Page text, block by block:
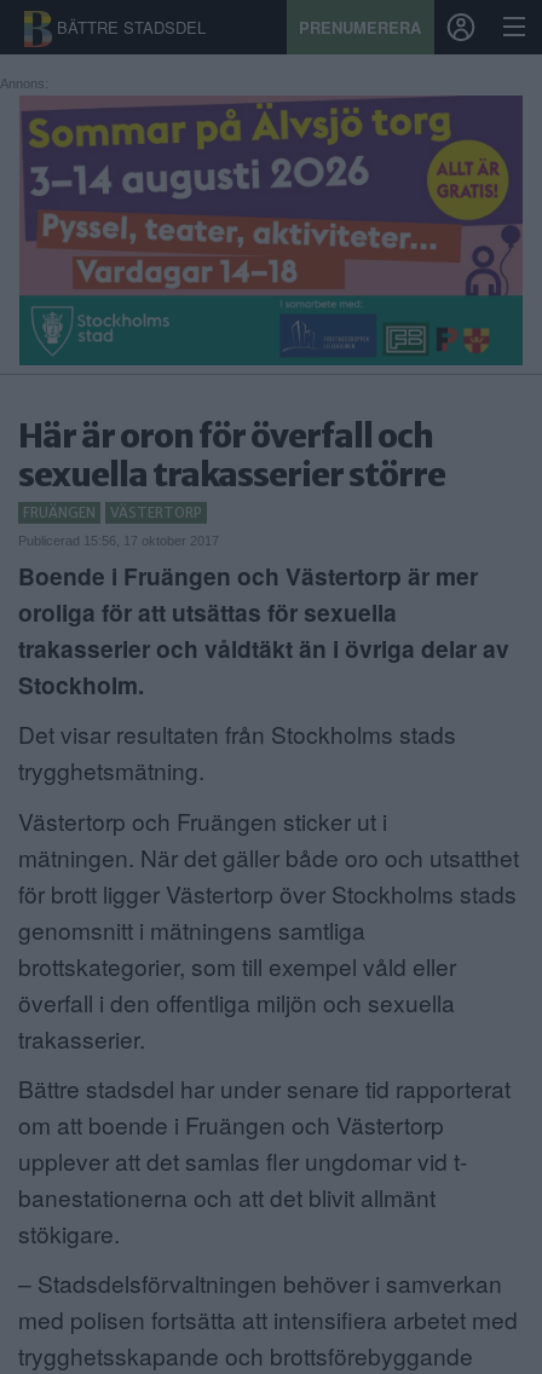
BÄTTRE STADSDEL PRENUMERERA
START
STADSDEL
PRENUMERATION
SPORT
ÅSIKTER
KALENDER
KONTAKT
SAMARBETEN
ANNONSERA
NÄRINGSLIV
MER
Annons:
Här är oron för överfall och
sexuella trakasserier större
FRUÄNGEN VÄSTERTORP
Publicerad 15:56, 17 oktober 2017
Boende i Fruängen och Västertorp är mer
oroliga för att utsättas för sexuella
trakasserier och våldtäkt än i övriga delar av
Stockholm.
Det visar resultaten från Stockholms stads
trygghetsmätning.
Västertorp och Fruängen sticker ut i
mätningen. När det gäller både oro och utsatthet
för brott ligger Västertorp över Stockholms stads
genomsnitt i mätningens samtliga
brottskategorier, som till exempel våld eller
överfall i den offentliga miljön och sexuella
trakasserier.
Bättre stadsdel har under senare tid rapporterat
om att boende i Fruängen och Västertorp
upplever att det samlas fler ungdomar vid t-
banestationerna och att det blivit allmänt
stökigare.
– Stadsdelsförvaltningen behöver i samverkan
med polisen fortsätta att intensifiera arbetet med
trygghetsskapande och brottsförebyggande